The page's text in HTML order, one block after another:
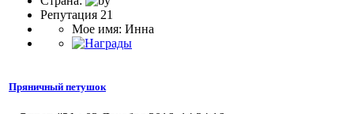
Репутация 21
Мое имя: Инна
Пряничный петушок